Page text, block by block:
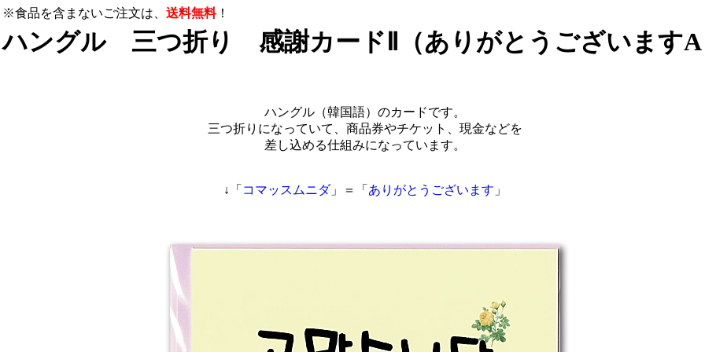
※食品を含まないご注文は、 送料無料！
ハングル 三つ折り 感謝カードⅡ（ありがとうございます
ハングル（韓国語）のカードです。
三つ折りになっていて、商品券やチケット、現金などを
差し込める仕組みになっています。
↓「 コマッスムニダ」＝「 ありがとうございます 」